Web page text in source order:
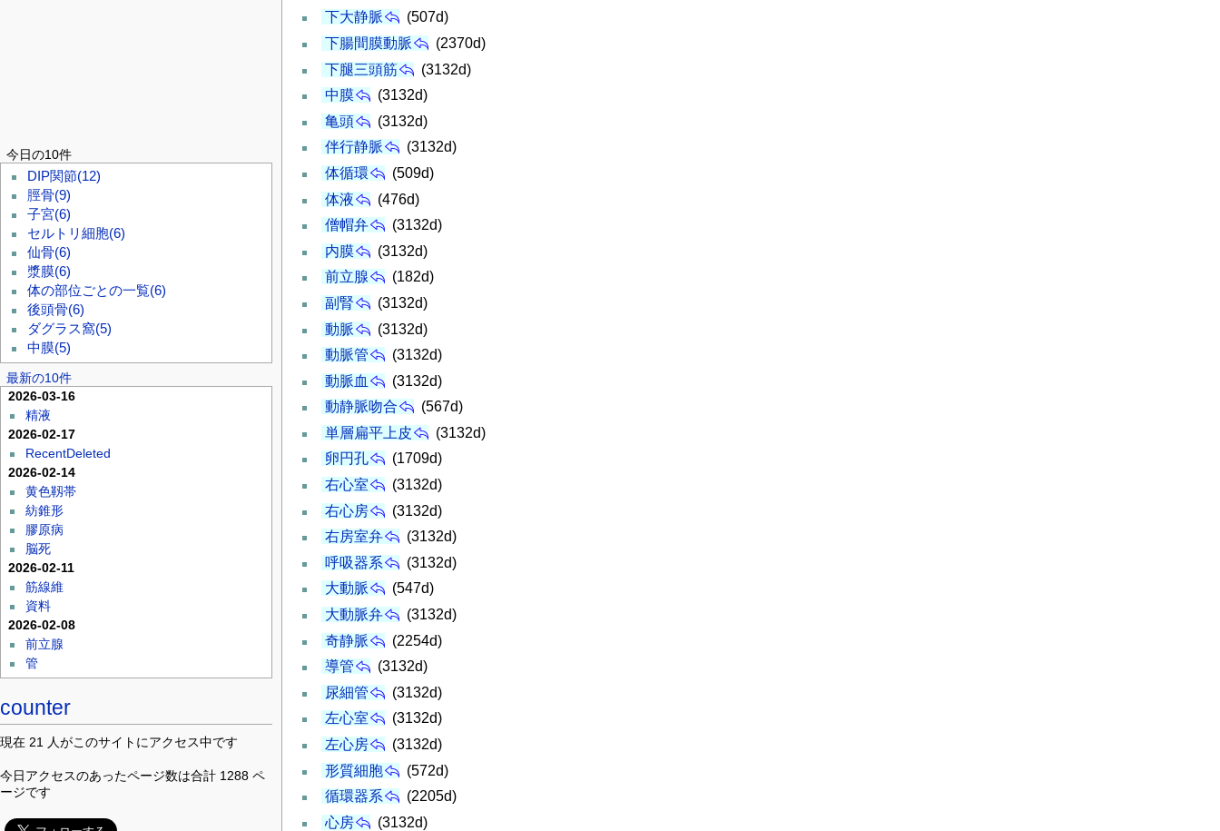
下大静脈
(507d)
下腸間膜動脈
(2370d)
下腿三頭筋
(3132d)
中膜
(3132d)
亀頭
(3132d)
伴行静脈
(3132d)
体循環
(509d)
体液
(476d)
僧帽弁
(3132d)
内膜
(3132d)
前立腺
(182d)
副腎
(3132d)
動脈
(3132d)
動脈管
(3132d)
動脈血
(3132d)
動静脈吻合
(567d)
単層扁平上皮
(3132d)
卵円孔
(1709d)
右心室
(3132d)
右心房
(3132d)
右房室弁
(3132d)
呼吸器系
(3132d)
大動脈
(547d)
大動脈弁
(3132d)
奇静脈
(2254d)
導管
(3132d)
尿細管
(3132d)
左心室
(3132d)
左心房
(3132d)
形質細胞
(572d)
循環器系
(2205d)
心房
(3132d)
今日の10件
DIP関節(12)
脛骨(9)
子宮(6)
セルトリ細胞(6)
仙骨(6)
漿膜(6)
体の部位ごとの一覧(6)
後頭骨(6)
ダグラス窩(5)
中膜(5)
最新の10件
2026-03-16
精液
2026-02-17
RecentDeleted
2026-02-14
黄色靱帯
紡錐形
膠原病
脳死
2026-02-11
筋線維
資料
2026-02-08
前立腺
管
counter
現在 21 人がこのサイトにアクセス中です
今日アクセスのあったページ数は合計 1288 ペ
ージです